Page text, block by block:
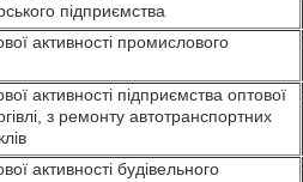
підприємства
активності промислового
активності підприємства оптової
з ремонту автотранспортних
активності будівельного